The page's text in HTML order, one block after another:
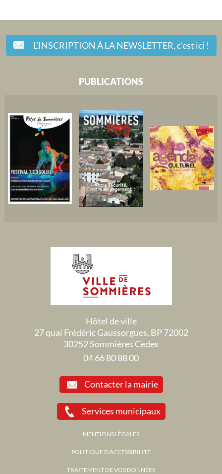
L'INSCRIPTION À LA NEWSLETTER,c'est ici !
PUBLICATIONS
Hôtel de ville
27 quai Frédéric Gaussorgues, BP 72002
30252 Sommières Cedex
04 66 80 88 00
Contacter la mairie
Services municipaux
MENTIONS LÉGALES
POLITIQUE D'ACCESSIBILITÉ
TRAITEMENT DE VOS DONNÉES